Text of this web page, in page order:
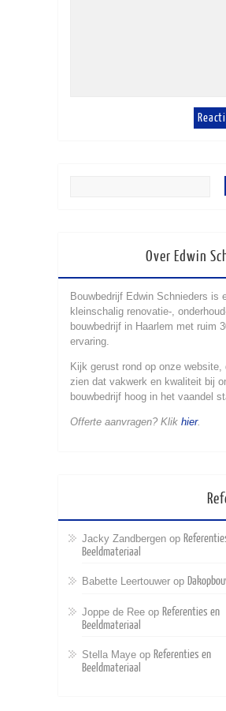
Over Edwin
Bouwbedrijf Edwin Schnieders is
kleinschalig renovatie-,
bouwbedrijf in Haarlem met ruim
ervaring.
Kijk gerust rond op onze website,
zien dat vakwerk en kwaliteit bij
bouwbedrijf hoog in het vaandel
Offerte aanvragen? Klik hier.
Jacky Zandbergen op
Beeldmateriaal
Babette Leertouwer op
Joppe de Ree op Referenties en
Beeldmateriaal
Stella Maye op Referenties en
Beeldmateriaal